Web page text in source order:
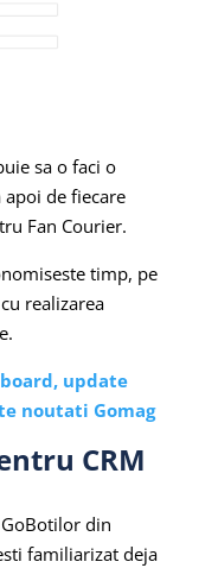
sa o faci o
de fiecare
Fan Courier.
timp, pe
realizarea
update
noutati Gomag
CRM
din
familiarizat deja